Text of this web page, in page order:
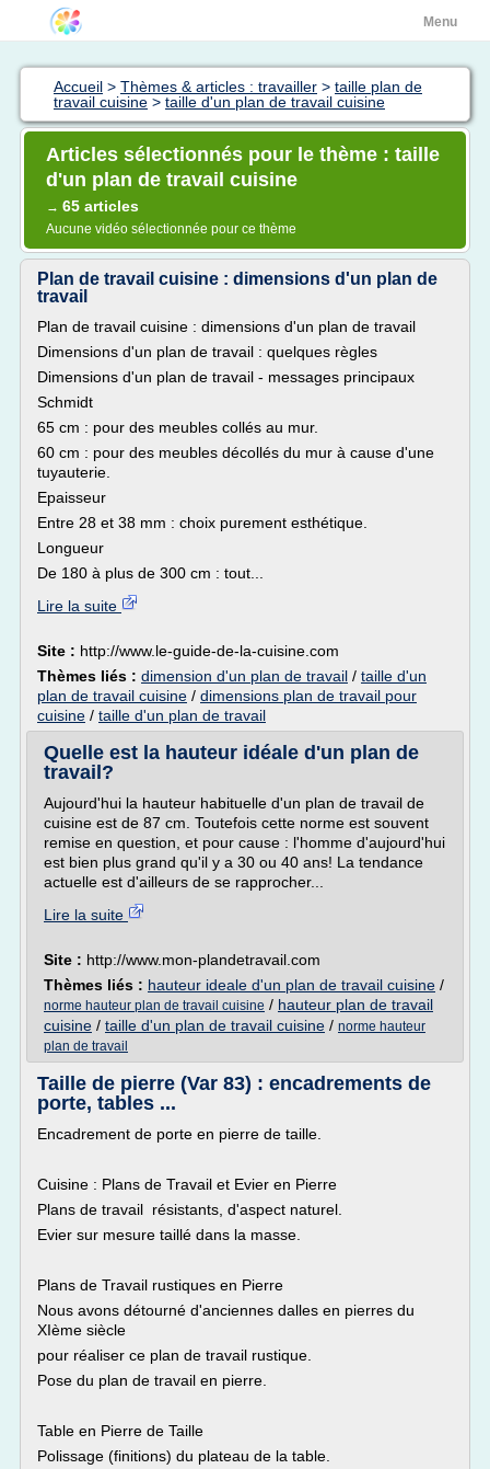
Menu
Accueil > Thèmes & articles : travailler > taille plan de
travail cuisine > taille d'un plan de travail cuisine
Articles sélectionnés pour le thème : taille
d'un plan de travail cuisine
→ 65 articles
Aucune vidéo sélectionnée pour ce thème
Plan de travail cuisine : dimensions d'un plan de
travail
Plan de travail cuisine : dimensions d'un plan de travail
Dimensions d'un plan de travail : quelques règles
Dimensions d'un plan de travail - messages principaux
Schmidt
65 cm : pour des meubles collés au mur.
60 cm : pour des meubles décollés du mur à cause d'une
tuyauterie.
Epaisseur
Entre 28 et 38 mm : choix purement esthétique.
Longueur
De 180 à plus de 300 cm : tout...
Lire la suite
Site : http://www.le-guide-de-la-cuisine.com
Thèmes liés : dimension d'un plan de travail / taille d'un
plan de travail cuisine / dimensions plan de travail pour
cuisine / taille d'un plan de travail
Quelle est la hauteur idéale d'un plan de
travail?
Aujourd'hui la hauteur habituelle d'un plan de travail de
cuisine est de 87 cm. Toutefois cette norme est souvent
remise en question, et pour cause : l'homme d'aujourd'hui
est bien plus grand qu'il y a 30 ou 40 ans! La tendance
actuelle est d'ailleurs de se rapprocher...
Lire la suite
Site : http://www.mon-plandetravail.com
Thèmes liés : hauteur ideale d'un plan de travail cuisine /
norme hauteur plan de travail cuisine / hauteur plan de travail
cuisine / taille d'un plan de travail cuisine / norme hauteur
plan de travail
Taille de pierre (Var 83) : encadrements de
porte, tables ...
Encadrement de porte en pierre de taille.
Cuisine : Plans de Travail et Evier en Pierre
Plans de travail résistants, d'aspect naturel.
Evier sur mesure taillé dans la masse.
Plans de Travail rustiques en Pierre
Nous avons détourné d'anciennes dalles en pierres du
XIème siècle
pour réaliser ce plan de travail rustique.
Pose du plan de travail en pierre.
Table en Pierre de Taille
Polissage (finitions) du plateau de la table.